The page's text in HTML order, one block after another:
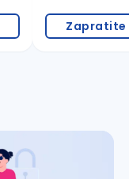
Zapratite